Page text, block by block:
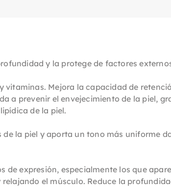
y la protege de factores
Mejora la capacidad de
a prevenir el envejecimiento de la piel,
de la piel.
la piel y aporta un tono más uniforme
expresión, especialmente los que
el músculo. Reduce la